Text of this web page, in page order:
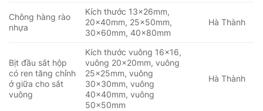
Chông hàng rào
nhựa
Kích thước 13x26mm,
20x40mm, 25x50mm,
30x60mm, 40x80mm
Hà Thành
Bịt đầu sắt hộp
có ren tăng chỉnh
ở giữa cho sắt
vuông
Kích thước vuông 16×16,
vuông 20x20mm, vuông
25x25mm, vuông
30x30mm, vuông
40x40mm, vuông
50x50mm
Hà Thành